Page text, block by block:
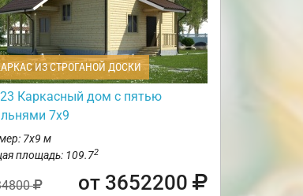
ИЗ СТРОГАНОЙ ДОСКИ
Каркасный дом с пятью
7х9
7х9 м
площадь: 109.72
от 3652200